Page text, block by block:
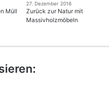
Müll
27. Dezember 2016
Zurück zur Natur mit
Massivholzmöbeln